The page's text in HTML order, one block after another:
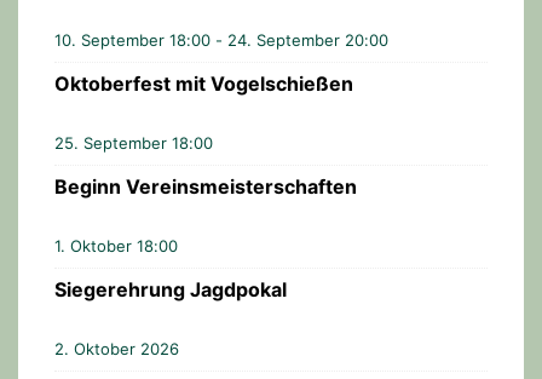
10. September 18:00 - 24. September 20:00
Oktoberfest mit Vogelschießen
25. September 18:00
Beginn Vereinsmeisterschaften
1. Oktober 18:00
Siegerehrung Jagdpokal
2. Oktober 2026